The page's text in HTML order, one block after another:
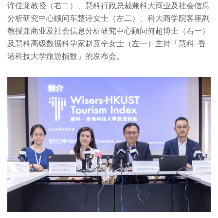
许佳龙教授（右二）、慧科行政总裁兼科大商业及社会信息
分析研究中心顾问车慧诗女士（左二）、科大商学院客座副
教授兼商业及社会信息分析研究中心顾问何超博士（右一）
及慧科高级数据科学家赵竟辛女士（左一）主持「慧科–香
港科技大学旅游指数」的发布会。